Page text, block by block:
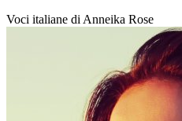
Voci italiane di Anneika Rose